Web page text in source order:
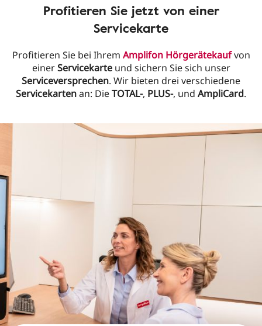
Profitieren Sie jetzt von einer
Servicekarte
Profitieren Sie bei Ihrem Amplifon Hörgerätekaufvon
einerServicekarteund sichern Sie sich unser
Serviceversprechen. Wir bieten drei verschiedene
Servicekartenan: DieTOTAL-, PLUS-, und AmpliCard.